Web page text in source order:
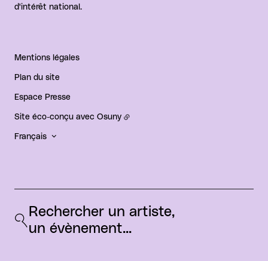
d'intérêt national.
Mentions légales
Plan du site
Espace Presse
Site éco-conçu avec Osuny
Français
Rechercher un artiste,
un évènement...